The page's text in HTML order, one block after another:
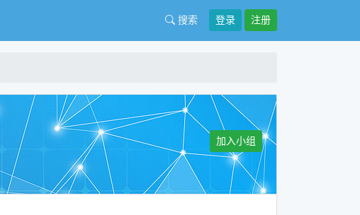
搜索 登录 注册
加入小组